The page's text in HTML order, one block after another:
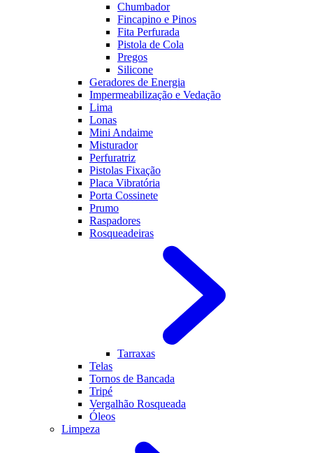
Chumbador
Fincapino e Pinos
Fita Perfurada
Pistola de Cola
Pregos
Silicone
Geradores de Energia
Impermeabilização e Vedação
Lima
Lonas
Mini Andaime
Misturador
Perfuratriz
Pistolas Fixação
Placa Vibratória
Porta Cossinete
Prumo
Raspadores
Rosqueadeiras
Tarraxas
Telas
Tornos de Bancada
Tripé
Vergalhão Rosqueada
Óleos
Limpeza